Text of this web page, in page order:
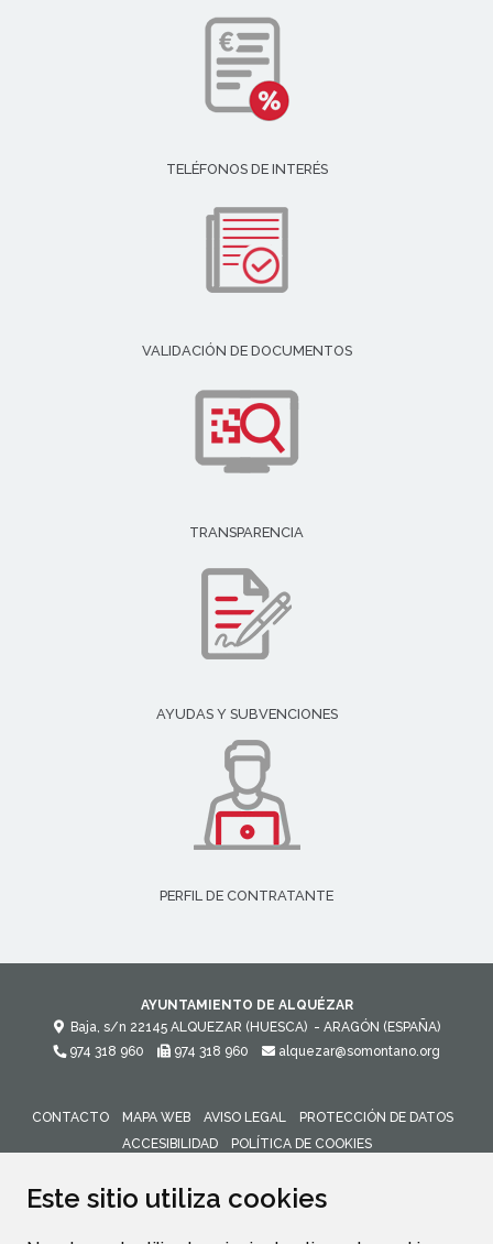
Este sitio utiliza cookies
TELÉFONOS DE INTERÉS
VALIDACIÓN DE DOCUMENTOS
TRANSPARENCIA
AYUDAS Y SUBVENCIONES
PERFIL DE CONTRATANTE
AYUNTAMIENTO DE ALQUÉZAR
Baja, s/n 22145 ALQUEZAR (HUESCA) - ARAGÓN (ESPAÑA)
974 318 960
974 318 960 alquezar@somontano.org
CONTACTO MAPA WEB AVISO LEGAL
PROTECCIÓN DE DATOS
ACCESIBILIDAD
POLÍTICA DE COOKIES